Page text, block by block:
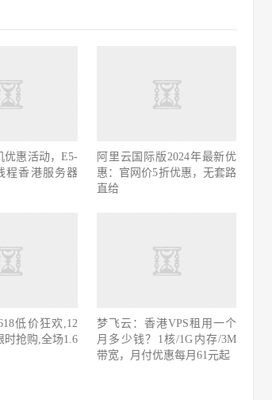
优惠活动，E5-
程香港服务器
阿里云国际版2024年最新优
惠：官网价5折优惠，无套路
直给
低价狂欢,12
时抢购,全场1.6
梦飞云：香港VPS租用一个
月多少钱？1核/1G内存/3M
带宽，月付优惠每月61元起